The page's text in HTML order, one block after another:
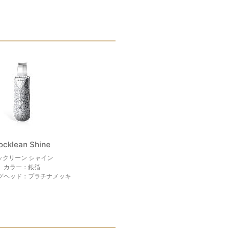
Shine
クリーン シャイン
カラー：銀箔
ヘッド：プラチナメッキ